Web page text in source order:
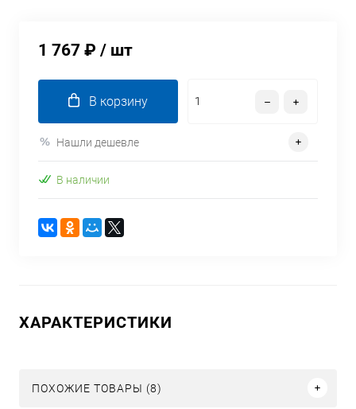
1 767 ₽ / шт
В корзину
Нашли дешевле
В наличии
ХАРАКТЕРИСТИКИ
ПОХОЖИЕ ТОВАРЫ (8)